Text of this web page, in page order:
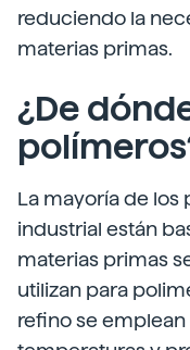
reduciendo la
materias primas.
¿De
La mayoría de
industrial están
materias primas
utilizan para
refino se